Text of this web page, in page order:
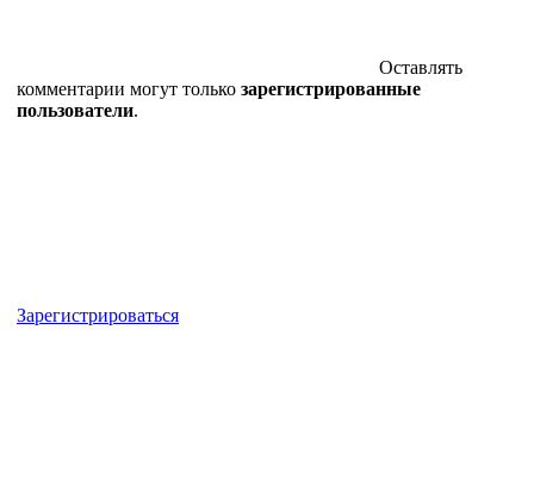
Оставлять
комментарии могут только зарегистрированные
пользователи.
Зарегистрироваться